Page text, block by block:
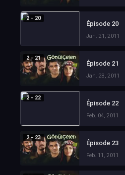
2 - 20
Épisode 20
Jan. 21, 2011
2 - 21
Épisode 21
Jan. 28, 2011
2 - 22
Épisode 22
Feb. 04, 2011
2 - 23
Épisode 23
Feb. 11, 2011